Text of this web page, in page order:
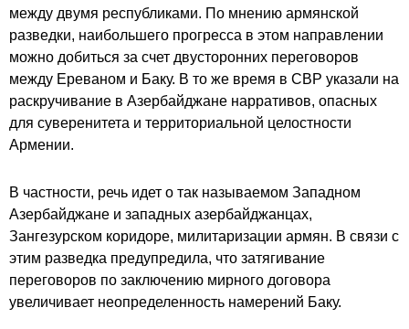
между двумя республиками. По мнению армянской
разведки, наибольшего прогресса в этом направлении
можно добиться за счет двусторонних переговоров
между Ереваном и Баку. В то же время в СВР указали на
раскручивание в Азербайджане нарративов, опасных
для суверенитета и территориальной целостности
Армении.
В частности, речь идет о так называемом Западном
Азербайджане и западных азербайджанцах,
Зангезурском коридоре, милитаризации армян. В связи с
этим разведка предупредила, что затягивание
переговоров по заключению мирного договора
увеличивает неопределенность намерений Баку.